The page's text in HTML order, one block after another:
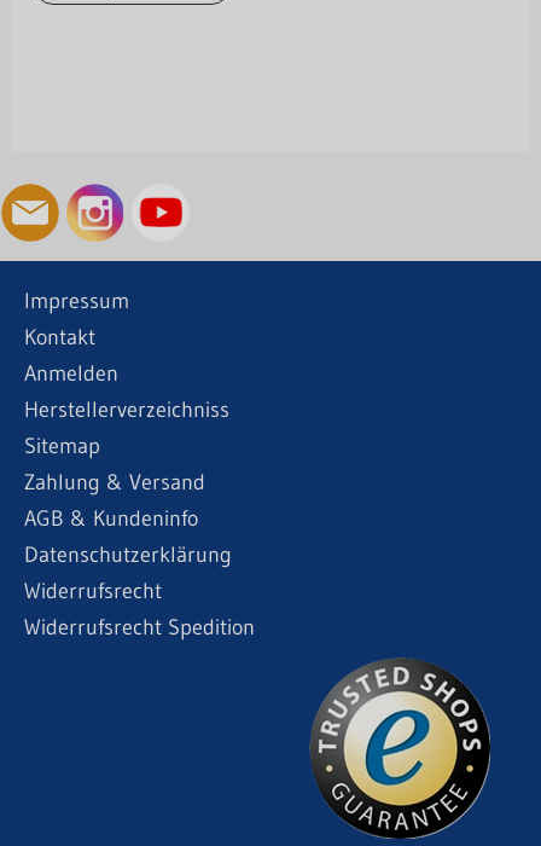
Impressum
Kontakt
Anmelden
Herstellerverzeichniss
Sitemap
Zahlung & Versand
AGB & Kundeninfo
Datenschutzerklärung
Widerrufsrecht
Widerrufsrecht Spedition